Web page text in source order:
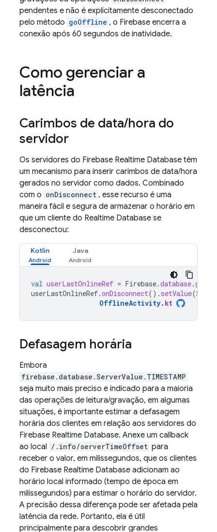
pendentes e não é explicitamente desconectado
pelo método goOffline , o Firebase encerra a
conexão após 60 segundos de inatividade.
Como gerenciar a
latência
Carimbos de data/hora do
servidor
Os servidores do Firebase Realtime Database têm
um mecanismo para inserir carimbos de data/hora
gerados no servidor como dados. Combinado
com o onDisconnect , esse recurso é uma
maneira fácil e segura de armazenar o horário em
que um cliente do Realtime Database se
desconectou:
Kotlin Java
val userLastOnlineRef = Firebase.database.
userLastOnlineRef.onDisconnect(). setValue(
OfflineActivity. kt
Defasagem horária
Embora
firebase.database.ServerValue.TIMESTAMP
seja muito mais preciso e indicado para a maioria
das operações de leitura/gravação, em algumas
situações, é importante estimar a defasagem
horária dos clientes em relação aos servidores do
Firebase Realtime Database. Anexe um callback
ao local /.info/serverTimeOffset para
receber o valor, em milissegundos, que os clientes
do Firebase Realtime Database adicionam ao
horário local informado (tempo de época em
milissegundos) para estimar o horário do servidor.
A precisão dessa diferença pode ser afetada pela
latência da rede. Portanto, ela é útil
principalmente para descobrir grandes